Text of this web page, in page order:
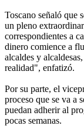
Toscano señaló que
un pleno
correspondientes a
dinero comience a
alcaldes y
realidad", enfatizó.
Por su parte, el
proceso que se va a
puedan adherir al
pocas semanas.